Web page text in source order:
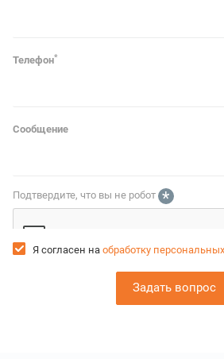
Телефон*
Сообщение
Подтвердите, что вы не робот *
Я согласен на обработку